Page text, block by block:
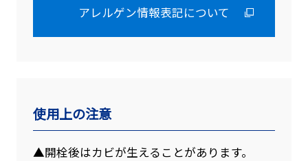
アレルゲン情報表記について
使用上の注意
▲開栓後はカビが生えることがあります。